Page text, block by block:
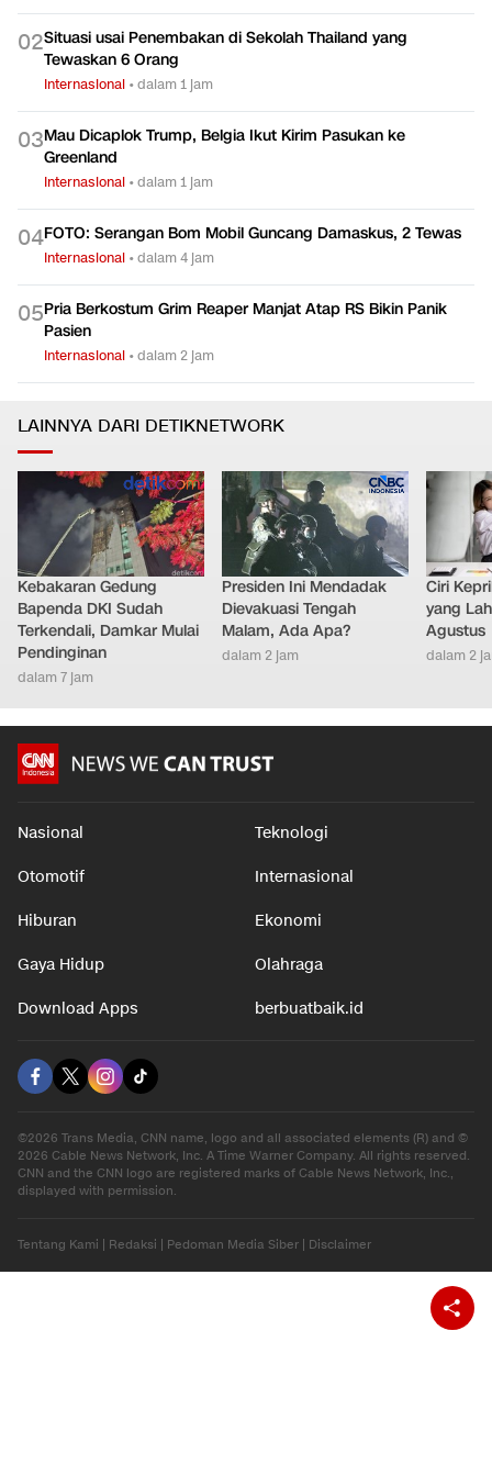
02Situasi usai Penembakan di Sekolah Thailand yang
Tewaskan 6 Orang
Internasional •dalam 1 jam
03Mau Dicaplok Trump, Belgia Ikut Kirim Pasukan ke
Greenland
Internasional •dalam 1 jam
04FOTO: Serangan Bom Mobil Guncang Damaskus, 2 Tewas
Internasional •dalam 4 jam
05Pria Berkostum Grim Reaper Manjat Atap RS Bikin Panik
Pasien
Internasional •dalam 2 jam
LAINNYA DARI DETIKNETWORK
Kebakaran Gedung
Bapenda DKI Sudah
Terkendali, Damkar Mulai
Pendinginan
dalam 7 jam
Presiden Ini Mendadak
Dievakuasi Tengah
Malam, Ada Apa?
dalam 2 jam
Ciri
yang
Agustus
dalam 2
Nasional Teknologi
Otomotif Internasional
Hiburan Ekonomi
Gaya Hidup Olahraga
Download Apps berbuatbaik.id
©2026 Trans Media, CNN name, logo and all associated elements (R) and ©
2026 Cable News Network, Inc. A Time Warner Company. All rights reserved.
CNN and the CNN logo are registered marks of Cable News Network, Inc.,
displayed with permission.
Tentang Kami | Redaksi | Pedoman Media Siber | Disclaimer